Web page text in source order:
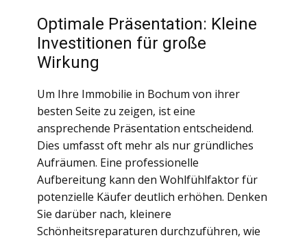
Optimale Präsentation: Kleine
Investitionen für große
Wirkung
Um Ihre Immobilie in Bochum von ihrer
besten Seite zu zeigen, ist eine
ansprechende Präsentation entscheidend.
Dies umfasst oft mehr als nur gründliches
Aufräumen. Eine professionelle
Aufbereitung kann den Wohlfühlfaktor für
potenzielle Käufer deutlich erhöhen. Denken
Sie darüber nach, kleinere
Schönheitsreparaturen durchzuführen, wie